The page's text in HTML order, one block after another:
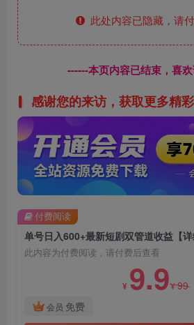
此处内容已隐藏，请
------本页内容已结束，喜
感谢您的来访，获取更多精
单号日入600+最新短剧双管道收益【详
此内容为付费阅读，请付费后查看
¥ 9.9¥99
会员 免费
付费阅读